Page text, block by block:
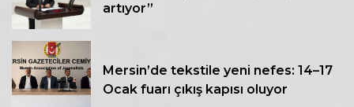
artıyor”
Mersin’de tekstile yeni nefes: 14–17
Ocak fuarı çıkış kapısı oluyor